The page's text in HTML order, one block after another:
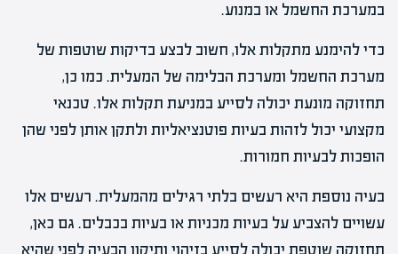
במערכת החשמל או במנוע.
כדי להימנע מתקלות אלו, חשוב לבצע בדיקות שוטפות של
מערכת החשמל ומערכת הבלימה של המעלית. כמו כן,
תחזוקה מונעת יכולה לסייע במניעת תקלות אלו. טכנאי
מקצועי יכול לזהות בעיות פוטנציאליות ולתקן אותן לפני שהן
הופכות לבעיות חמורות.
בעיה נוספת היא רעשים בלתי רגילים מהמעלית. רעשים אלו
עשויים להצביע על בעיות מכניות או בעיות בכבלים. גם כאן,
תחזוקה שוטפת יכולה לסייע בזיהוי ותיקון הבעיה לפני שהיא